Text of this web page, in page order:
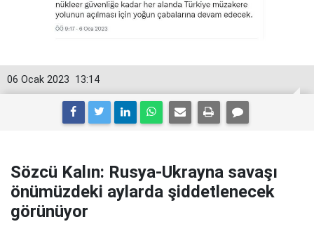
13:14
06 Ocak 2023
Sözcü Kalın: Rusya-Ukrayna savaşı
önümüzdeki aylarda şiddetlenecek
görünüyor